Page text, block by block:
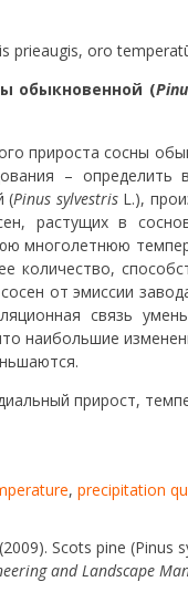
prieaugis, oro
обыкновенной (
прироста сосны
–
(Pinus sylvestrisL.),
растущих в
многолетнюю
от эмиссии
связь
наибольшие
прирост,
, precipitation
Scots pine
and Landscape